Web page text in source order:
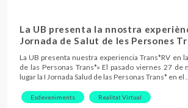
La UB presenta la nnostra
Jornada de Salut de les Persones
La UB presenta nuestra experiencia Trans*RV en
de las Personas Trans*» El pasado viernes 27
lugar la I Jornada Salud de las Personas Trans* en el
Esdeveniments Realitat Virtual